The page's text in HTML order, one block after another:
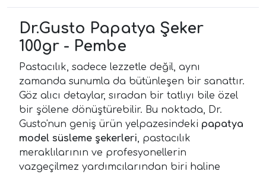
Dr.Gusto Papatya Şeker
100gr - Pembe
Pastacılık, sadece lezzetle değil, aynı
zamanda sunumla da bütünleşen bir sanattır.
Göz alıcı detaylar, sıradan bir tatlıyı bile özel
bir şölene dönüştürebilir. Bu noktada, Dr.
Gusto'nun geniş ürün yelpazesindeki papatya
model süsleme şekerleri, pastacılık
meraklılarının ve profesyonellerin
vazgeçilmez yardımcılarından biri haline